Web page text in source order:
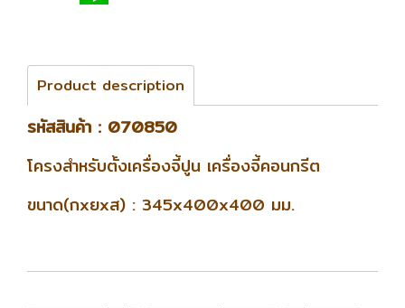
Product description
รหัสสินค้า : 070850
โครงสำหรับตั้งเครื่องจี้ปูน เครื่องจี้คอนกรีต
ขนาด(กxยxส) : 345x400x400 มม.